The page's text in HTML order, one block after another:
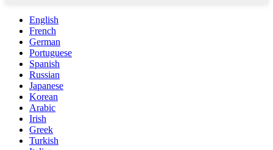
English
French
German
Portuguese
Spanish
Russian
Japanese
Korean
Arabic
Irish
Greek
Turkish